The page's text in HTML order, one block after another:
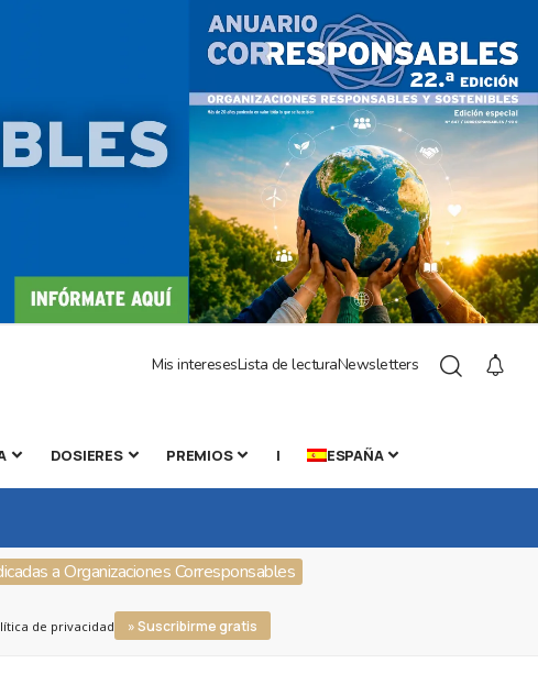
Mis interesesLista de lecturaNewsletters
DOSIERES PREMIOS | ESPAÑA
a Organizaciones Corresponsables
de privacidad » Suscribirme gratis